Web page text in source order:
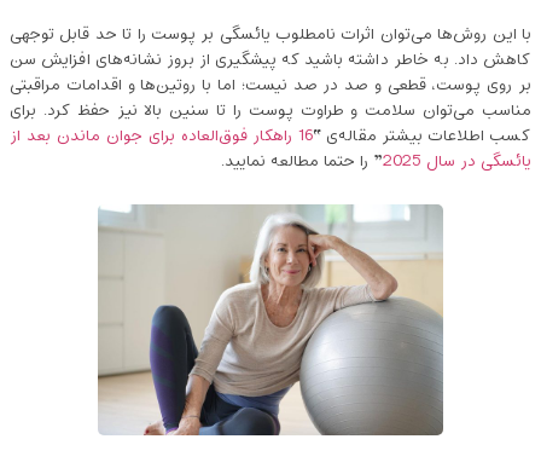
با این روش‌ها می‌توان اثرات نامطلوب یائسگی بر پوست را تا حد قابل توجهی
کاهش داد. به خاطر داشته باشید که پیشگیری از بروز نشانه‌های افزایش سن
بر روی پوست، قطعی و صد در صد نیست؛ اما با روتین‌ها و اقدامات مراقبتی
مناسب می‌توان سلامت و طراوت پوست را تا سنین بالا نیز حفظ کرد. برای
کسب اطلاعات بیشتر مقاله‌ی “ 16 راهکار فوق‌العاده برای جوان ماندن بعد از
یائسگی در سال 2025
” را حتما مطالعه نمایید.